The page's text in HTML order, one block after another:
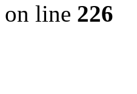
on line 226